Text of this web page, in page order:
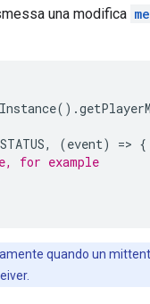
una modifica
().
, (event) => {
for example
quando un